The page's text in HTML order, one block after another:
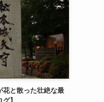
花と散った壮絶な最